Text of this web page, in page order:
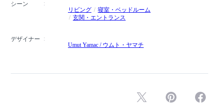
シーン
リビング
寝室・ベッドルーム
玄関・エントランス
デザイナー
Umut Yamac / ウムト・ヤマチ